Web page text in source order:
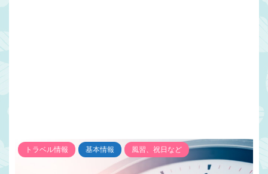
トラベル情報 基本情報 風習、祝日など